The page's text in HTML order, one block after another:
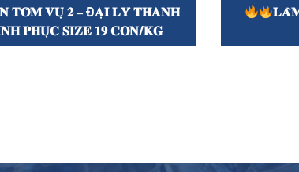
𝐋𝐀̀𝐌 𝐒𝐀𝐎 𝐕𝐀̂̃𝐍 𝐂𝐎́ 𝐋𝐀̃𝐈 𝐊𝐇𝐈 𝐆𝐈𝐀́ 𝐓𝐎̂𝐌
𝐂𝐇𝐀̣𝐌 Đ𝐀́𝐘???